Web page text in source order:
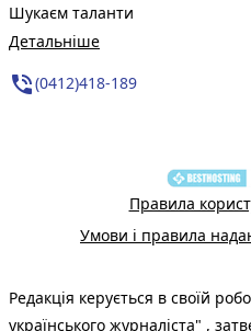
Шукаєм таланти
Детальніше
phone_in_talk(0412)418-189
Правила
Умови і правила
Редакція керується в своїй
українського журналіста" ,